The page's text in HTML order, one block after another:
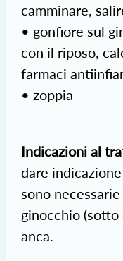
camminare,
• gonfiore sul
con il riposo,
farmaci
• zoppia
Indicazioni al
dare
sono
ginocchio (sotto
anca.